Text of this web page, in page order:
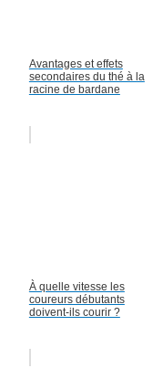
Avantages et effets
secondaires du thé à la
racine de bardane
À quelle vitesse les
coureurs débutants
doivent-ils courir ?